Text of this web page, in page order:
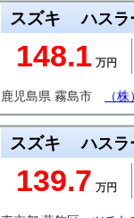
スズキ ハスラ
148.1 万円
鹿児島県 霧島市 （
スズキ ハスラ
139.7 万円